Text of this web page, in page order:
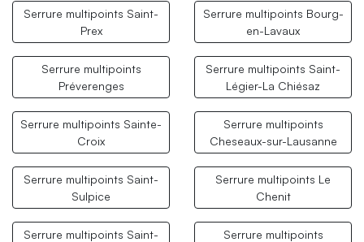
Serrure multipoints Saint-
Prex
Serrure multipoints Bourg-
en-Lavaux
Serrure multipoints
Préverenges
Serrure multipoints Saint-
Légier-La Chiésaz
Serrure multipoints Sainte-
Croix
Serrure multipoints
Cheseaux-sur-Lausanne
Serrure multipoints Saint-
Sulpice
Serrure multipoints Le
Chenit
Serrure multipoints Saint-
Serrure multipoints